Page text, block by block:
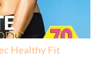
Healthy Fit